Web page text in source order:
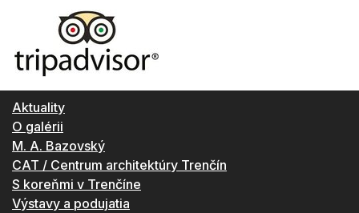
Aktuality
O galérii
M. A. Bazovský
CAT / Centrum architektúry Trenčín
S koreňmi v Trenčíne
Výstavy a podujatia